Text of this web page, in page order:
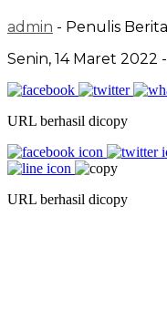
admin - Penulis Berita
Senin, 14 Maret 2022
URL berhasil dicopy
URL berhasil dicopy